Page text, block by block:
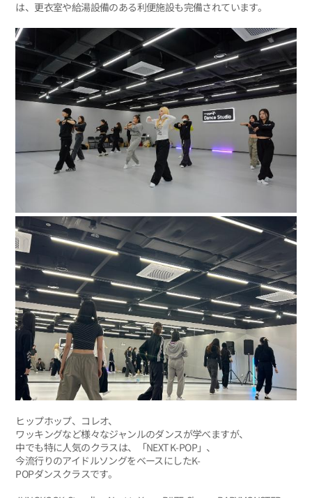
は、更衣室や給湯設備のある利便施設も完備されています。
ヒップホップ、コレオ、
ワッキングなど様々なジャンルのダンスが学べますが、
中でも特に人気のクラスは、「NEXT K-POP」、
今流行りのアイドルソングをベースにしたK-
POPダンスクラスです。